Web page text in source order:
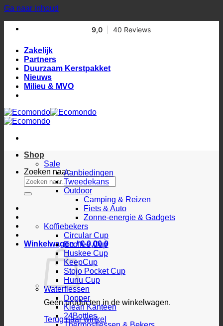
Ga naar inhoud
Zakelijk
Partners
Duurzaam Kerstpakket
Nieuws
Milieu & MVO
Zoeken naar:
Winkelwagen /€0,00 0
Geen producten in de winkelwagen.
Terug naar winkel
Shop
Sale
Aanbiedingen
Tweedekans
Outdoor
Camping & Reizen
Fiets & Auto
Zonne-energie & Gadgets
Koffiebekers
Circular Cup
Ecoffee Cup
Huskee Cup
KeepCup
Stojo Pocket Cup
Hunu Cup
Waterflessen
Dopper
Klean Kanteen
24Bottles